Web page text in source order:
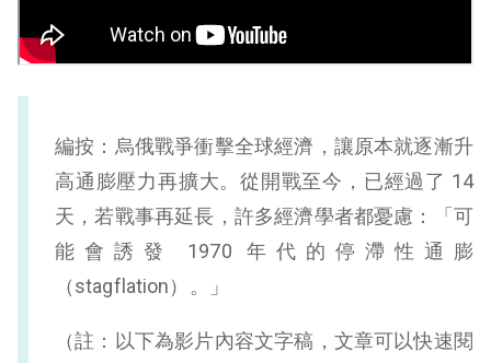
編按：烏俄戰爭衝擊全球經濟，讓原本就逐漸升
高通膨壓力再擴大。從開戰至今，已經過了 14
天，若戰事再延長，許多經濟學者都憂慮：「可
能會誘發 1970 年代的停滯性通膨
（stagflation）。」
（註：以下為影片內容文字稿，文章可以快速閱